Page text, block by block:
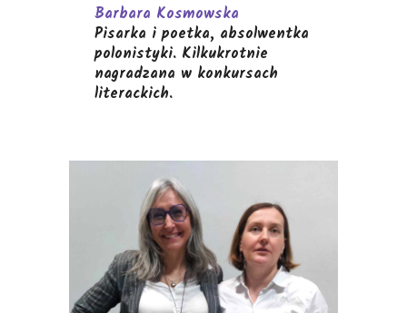
Barbara Kosmowska
Pisarka i poetka, absolwentka
polonistyki. Kilkukrotnie
nagradzana w konkursach
literackich.